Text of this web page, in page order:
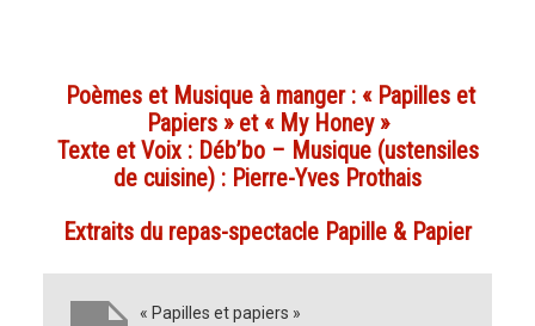
Poèmes et Musique à manger : « Papilles et
Papiers » et « My Honey »
Texte et Voix : Déb’bo – Musique (ustensiles
de cuisine) : Pierre-Yves Prothais
Extraits du repas-spectacle Papille & Papier
« Papilles et papiers »